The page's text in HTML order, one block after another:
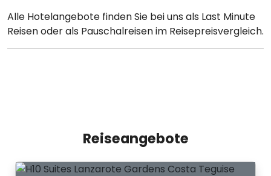
Alle Hotelangebote finden Sie bei uns als Last Minute
Reisen oder als Pauschalreisen im Reisepreisvergleich.
Reiseangebote